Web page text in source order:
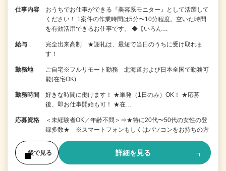
仕事内容
おうちでお仕事ができる『美容系モニター』として活躍して
ください！ 1案件の作業時間は5分〜10分程度。空いた時間
を有効活用できるお仕事です。 ◆【いろん…
給与
完全出来高制 ★謝礼は、最短で当日のうちに受け取れま
す！
勤務地
ご自宅※フルリモート勤務 北海道および日本全国で勤務可
能(在宅OK)
勤務時間
好きな時間に働けます！ ★単発（1日のみ）OK！ ★応募
後、即お仕事開始も可！ ★在…
応募資格
＜未経験者OK／年齢不問＞⇒★特に20代〜50代の女性の登
録多数★ ※スマートフォンもしくはパソコンをお持ちの方
後で見る 詳細を見る